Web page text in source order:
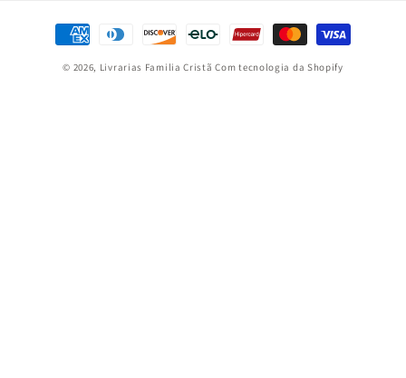
Formas
de
pagamento
© 2026, Livrarias Familia Cristã Com tecnologia da Shopify